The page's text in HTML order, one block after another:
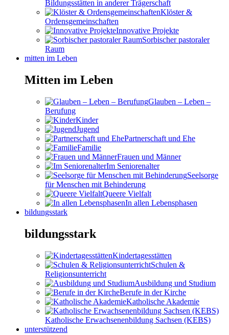
Bildungsstätten in anderer Trägerschaft
Klöster &
Ordensgemeinschaften
Innovative Projekte
Sorbischer pastoraler
Raum
mitten im Leben
Mitten im Leben
Glauben – Leben –
Berufung
Kinder
Jugend
Partnerschaft und Ehe
Familie
Frauen und Männer
Im Seniorenalter
Seelsorge
für Menschen mit Behinderung
Queere Vielfalt
In allen Lebensphasen
bildungsstark
bildungsstark
Kindertagesstätten
Schulen &
Religionsunterricht
Ausbildung und Studium
Berufe in der Kirche
Katholische Akademie
Katholische Erwachsenenbildung Sachsen (KEBS)
unterstützend